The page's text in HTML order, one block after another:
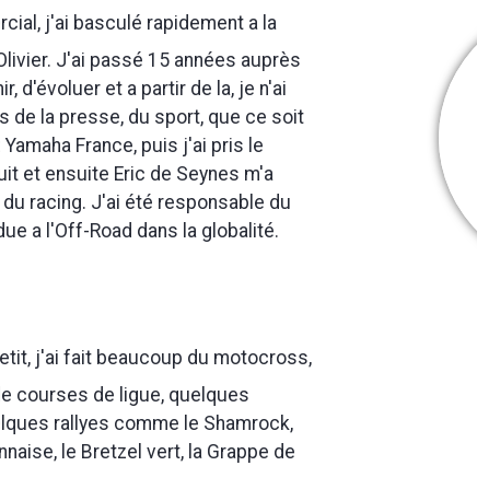
j'ai basculé rapidement a la
J'ai passé 15 années auprès
d'évoluer et a partir de la, je n'ai
de la presse, du sport, que ce soit
France, puis j'ai pris le
et ensuite Eric de Seynes m'a
racing. J'ai été responsable du
a l'Off-Road dans la globalité.
j'ai fait beaucoup du motocross,
courses de ligue, quelques
rallyes comme le Shamrock,
le Bretzel vert, la Grappe de